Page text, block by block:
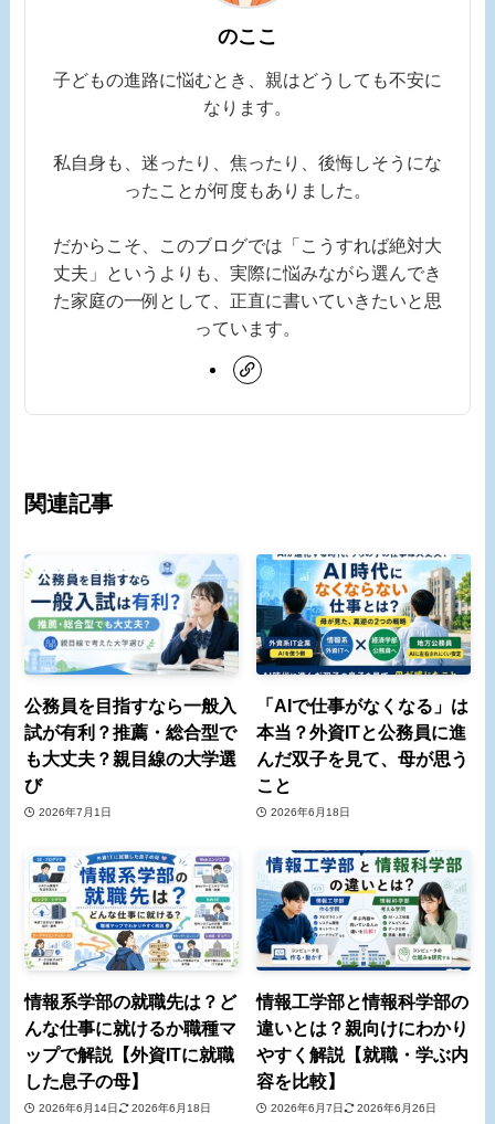
のここ
子どもの進路に悩むとき、親はどうしても不安に
なります。
私自身も、迷ったり、焦ったり、後悔しそうにな
ったことが何度もありました。
だからこそ、このブログでは「こうすれば絶対大
丈夫」というよりも、実際に悩みながら選んでき
た家庭の一例として、正直に書いていきたいと思
っています。
関連記事
公務員を目指すなら一般入
試が有利？推薦・総合型で
も大丈夫？親目線の大学選
び
2026年7月1日
「AIで仕事がなくなる」は
本当？外資ITと公務員に進
んだ双子を見て、母が思う
こと
2026年6月18日
情報系学部の就職先は？ど
んな仕事に就けるか職種マ
ップで解説【外資ITに就職
した息子の母】
2026年6月14日 2026年6月18日
情報工学部と情報科学部の
違いとは？親向けにわかり
やすく解説【就職・学ぶ内
容を比較】
2026年6月7日 2026年6月26日